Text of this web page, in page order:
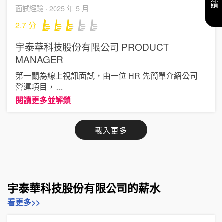
面試經驗 · 2025 年 5 月
2.7分
宇泰華科技股份有限公司 PRODUCT
MANAGER
第一關為線上視訊面試，由一位 HR 先簡單介紹公司
營運項目， ....
閱讀更多並解鎖
載入更多
宇泰華科技股份有限公司的薪水
看更多>>